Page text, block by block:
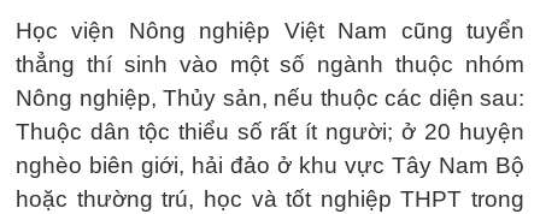
Học viện Nông nghiệp Việt Nam cũng tuyển
thẳng thí sinh vào một số ngành thuộc nhóm
Nông nghiệp, Thủy sản, nếu thuộc các diện sau:
Thuộc dân tộc thiểu số rất ít người; ở 20 huyện
nghèo biên giới, hải đảo ở khu vực Tây Nam Bộ
hoặc thường trú, học và tốt nghiệp THPT trong